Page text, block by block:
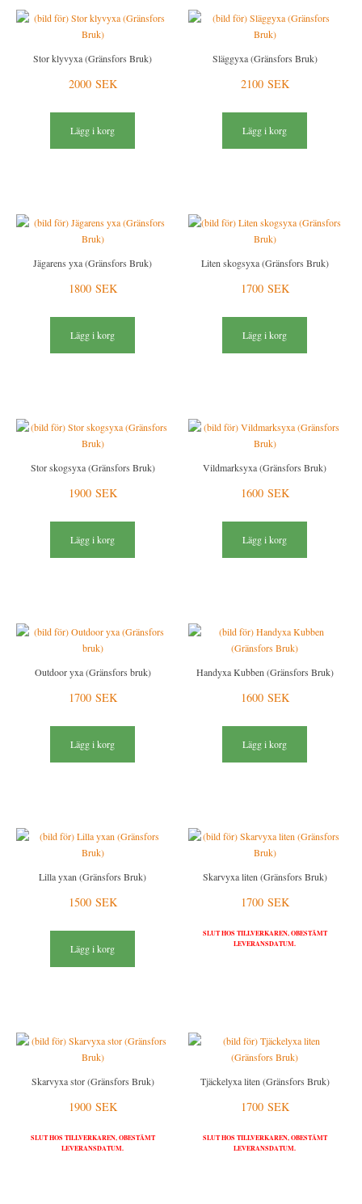
Stor klyvyxa (Gränsfors Bruk)
2000 SEK
Lägg i korg
Släggyxa (Gränsfors Bruk)
2100 SEK
Lägg i korg
Jägarens yxa (Gränsfors Bruk)
1800 SEK
Lägg i korg
Liten skogsyxa (Gränsfors Bruk)
1700 SEK
Lägg i korg
Stor skogsyxa (Gränsfors Bruk)
1900 SEK
Lägg i korg
Vildmarksyxa (Gränsfors Bruk)
1600 SEK
Lägg i korg
Outdoor yxa (Gränsfors bruk)
1700 SEK
Lägg i korg
Handyxa Kubben (Gränsfors Bruk)
1600 SEK
Lägg i korg
Lilla yxan (Gränsfors Bruk)
1500 SEK
Lägg i korg
Skarvyxa liten (Gränsfors Bruk)
1700 SEK
SLUT HOS TILLVERKAREN, OBESTÄMT
LEVERANSDATUM.
Skarvyxa stor (Gränsfors Bruk)
1900 SEK
SLUT HOS TILLVERKAREN, OBESTÄMT
LEVERANSDATUM.
Tjäckelyxa liten (Gränsfors Bruk)
1700 SEK
SLUT HOS TILLVERKAREN, OBESTÄMT
LEVERANSDATUM.